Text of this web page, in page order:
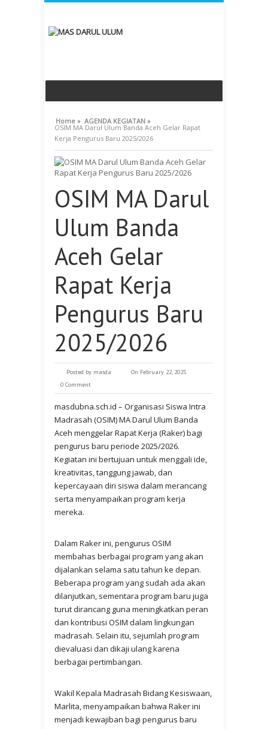
Home » AGENDA KEGIATAN »
OSIM MA Darul Ulum Banda Aceh Gelar Rapat
Kerja Pengurus Baru 2025/2026
OSIM MA Darul
Ulum Banda
Aceh Gelar
Rapat Kerja
Pengurus Baru
2025/2026
Posted by masda
On February 22, 2025
0 Comment
masdubna.sch.id – Organisasi Siswa Intra
Madrasah (OSIM) MA Darul Ulum Banda
Aceh menggelar Rapat Kerja (Raker) bagi
pengurus baru periode 2025/2026.
Kegiatan ini bertujuan untuk menggali ide,
kreativitas, tanggung jawab, dan
kepercayaan diri siswa dalam merancang
serta menyampaikan program kerja
mereka.
Dalam Raker ini, pengurus OSIM
membahas berbagai program yang akan
dijalankan selama satu tahun ke depan.
Beberapa program yang sudah ada akan
dilanjutkan, sementara program baru juga
turut dirancang guna meningkatkan peran
dan kontribusi OSIM dalam lingkungan
madrasah. Selain itu, sejumlah program
dievaluasi dan dikaji ulang karena
berbagai pertimbangan.
Wakil Kepala Madrasah Bidang Kesiswaan,
Marlita, menyampaikan bahwa Raker ini
menjadi kewajiban bagi pengurus baru